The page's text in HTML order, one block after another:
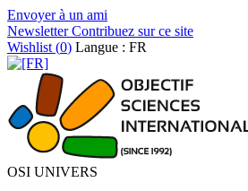
Envoyer à un ami
NewsletterContribuez sur ce site
Wishlist (0) Langue : FR
OSI UNIVERS